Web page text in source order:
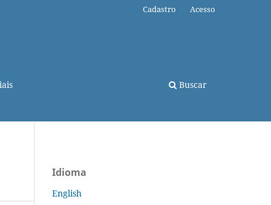
Buscar
Cadastro Acesso
Idioma
English